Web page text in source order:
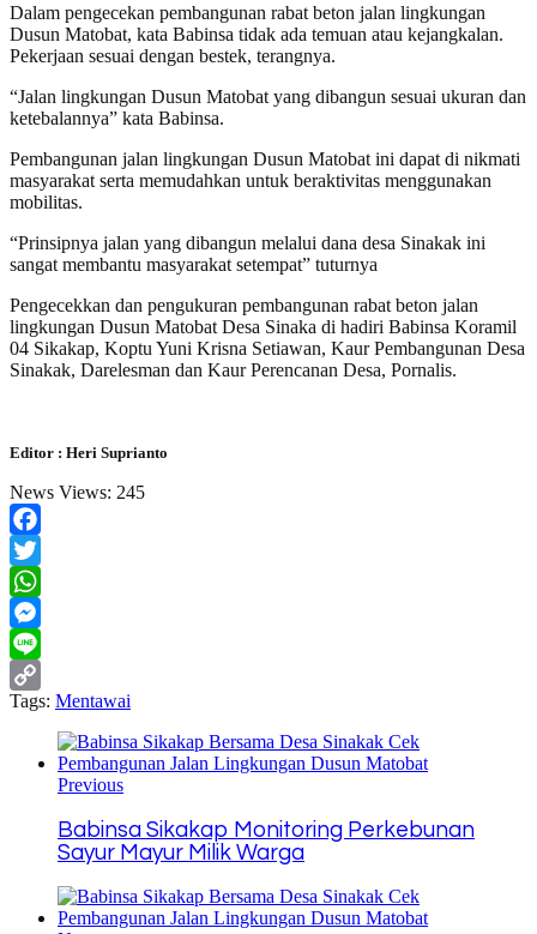
Dalam pengecekan pembangunan rabat beton jalan lingkungan
Dusun Matobat, kata Babinsa tidak ada temuan atau kejangkalan.
Pekerjaan sesuai dengan bestek, terangnya.
“Jalan lingkungan Dusun Matobat yang dibangun sesuai ukuran dan
ketebalannya” kata Babinsa.
Pembangunan jalan lingkungan Dusun Matobat ini dapat di nikmati
masyarakat serta memudahkan untuk beraktivitas menggunakan
mobilitas.
“Prinsipnya jalan yang dibangun melalui dana desa Sinakak ini
sangat membantu masyarakat setempat” tuturnya
Pengecekkan dan pengukuran pembangunan rabat beton jalan
lingkungan Dusun Matobat Desa Sinaka di hadiri Babinsa Koramil
04 Sikakap, Koptu Yuni Krisna Setiawan, Kaur Pembangunan Desa
Sinakak, Darelesman dan Kaur Perencanan Desa, Pornalis.
Editor : Heri Suprianto
News Views: 245
Facebook
Twitter
WhatsApp
Messenger
Line
Copy
Tags: Mentawai
Previous
Babinsa Sikakap Monitoring Perkebunan
Sayur Mayur Milik Warga